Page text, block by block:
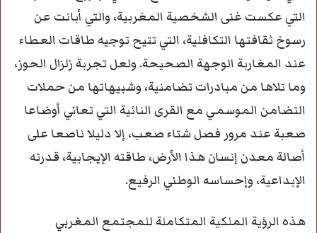
التي عكست غنى الشخصية المغربية، والتي أبانت عن
رسوخ ثقافتها التكافلية، التي تتيح توجيه طاقات العطاء
عند المغاربة الوجهة الصحيحة. ولعل تجربة زلزال الحوز،
وما تلاها من مبادرات تضامنية، وشبيهاتها من حملات
التضامن الموسمي مع القرى النائية التي تعاني أوضاعا
صعبة عند مرور فصل شتاء صعب، إلا دليلا ناصعا على
أصالة معدن إنسان هذا الأرض، طاقته الإيجابية، قدرته
الإبداعية، وإحساسه الوطني الرفيع.
هذه الرؤية الملكية المتكاملة للمجتمع المغربي